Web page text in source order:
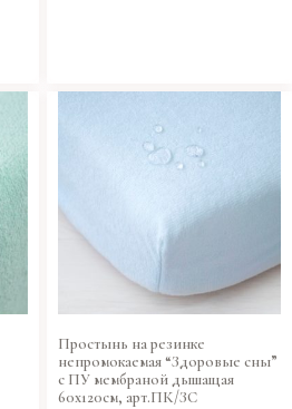
Простынь на резинке
непромокаемая “Здоровые сны”
с ПУ мембраной дышащая
60х120см, арт.ПК/ЗС